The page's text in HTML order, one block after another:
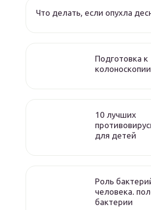
Что делать, если опухла
Подготовка к
колоноскопии
10 лучших
для детей
Роль
человека.
бактерии